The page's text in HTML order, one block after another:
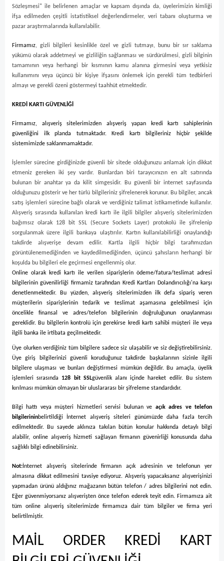
Sözleşmesi" ile belirlenen amaçlar ve kapsam dışında da, üyelerimizin kimliği
ifşa edilmeden çeşitli istatistiksel değerlendirmeler, veri tabanı oluşturma ve
pazar araştırmalarında kullanılabilir.
Firmamız, gizli bilgileri kesinlikle özel ve gizli tutmayı, bunu bir sır saklama
yükümü olarak addetmeyi ve gizliliğin sağlanması ve sürdürülmesi, gizli bilginin
tamamının veya herhangi bir kısmının kamu alanına girmesini veya yetkisiz
kullanımını veya üçüncü bir kişiye ifşasını önlemek için gerekli tüm tedbirleri
almayı ve gerekli özeni göstermeyi taahhüt etmektedir.
KREDİ KARTI GÜVENLİĞİ
Firmamız, alışveriş sitelerimizden alışveriş yapan kredi kartı sahiplerinin
güvenliğini ilk planda tutmaktadır. Kredi kartı bilgileriniz hiçbir şekilde
sistemimizde saklanmamaktadır.
İşlemler sürecine girdiğinizde güvenli bir sitede olduğunuzu anlamak için dikkat
etmeniz gereken iki şey vardır. Bunlardan biri tarayıcınızın en alt satırında
bulunan bir anahtar ya da kilit simgesidir. Bu güvenli bir internet sayfasında
olduğunuzu gösterir ve her türlü bilgileriniz şifrelenerek korunur. Bu bilgiler, ancak
satış işlemleri sürecine bağlı olarak ve verdiğiniz talimat istikametinde kullanılır.
Alışveriş sırasında kullanılan kredi kartı ile ilgili bilgiler alışveriş sitelerimizden
bağımsız olarak 128 bit SSL (Secure Sockets Layer) protokolü ile şifrelenip
sorgulanmak üzere ilgili bankaya ulaştırılır. Kartın kullanılabilirliği onaylandığı
takdirde alışverişe devam edilir. Kartla ilgili hiçbir bilgi tarafımızdan
görüntülenemediğinden ve kaydedilmediğinden, üçüncü şahısların herhangi bir
koşulda bu bilgileri ele geçirmesi engellenmiş olur.
Online olarak kredi kartı ile verilen siparişlerin ödeme/fatura/teslimat adresi
bilgilerinin güvenilirliği firmamiz tarafından Kredi Kartları Dolandırıcılığı'na karşı
denetlenmektedir. Bu yüzden, alışveriş sitelerimizden ilk defa sipariş veren
müşterilerin siparişlerinin tedarik ve teslimat aşamasına gelebilmesi için
öncelikle finansal ve adres/telefon bilgilerinin doğruluğunun onaylanması
gereklidir. Bu bilgilerin kontrolü için gerekirse kredi kartı sahibi müşteri ile veya
ilgili banka ile irtibata geçilmektedir.
Üye olurken verdiğiniz tüm bilgilere sadece siz ulaşabilir ve siz değiştirebilirsiniz.
Üye giriş bilgilerinizi güvenli koruduğunuz takdirde başkalarının sizinle ilgili
bilgilere ulaşması ve bunları değiştirmesi mümkün değildir. Bu amaçla, üyelik
işlemleri sırasında 128 bit SSLgüvenlik alanı içinde hareket edilir. Bu sistem
kırılması mümkün olmayan bir uluslararası bir şifreleme standardıdır.
Bilgi hattı veya müşteri hizmetleri servisi bulunan ve açık adres ve telefon
bilgilerininbelirtildiği İnternet alışveriş siteleri günümüzde daha fazla tercih
edilmektedir. Bu sayede aklınıza takılan bütün konular hakkında detaylı bilgi
alabilir, online alışveriş hizmeti sağlayan firmanın güvenirliği konusunda daha
sağlıklı bilgi edinebilirsiniz.
Not: İnternet alışveriş sitelerinde firmanın açık adresinin ve telefonun yer
almasına dikkat edilmesini tavsiye ediyoruz. Alışveriş yapacaksanız alışverişinizi
yapmadan ürünü aldığınız mağazanın bütün telefon / adres bilgilerini not edin.
Eğer güvenmiyorsanız alışverişten önce telefon ederek teyit edin. Firmamıza ait
tüm online alışveriş sitelerimizde firmamıza dair tüm bilgiler ve firma yeri
belirtilmiştir.
MAİL ORDER KREDİ KART